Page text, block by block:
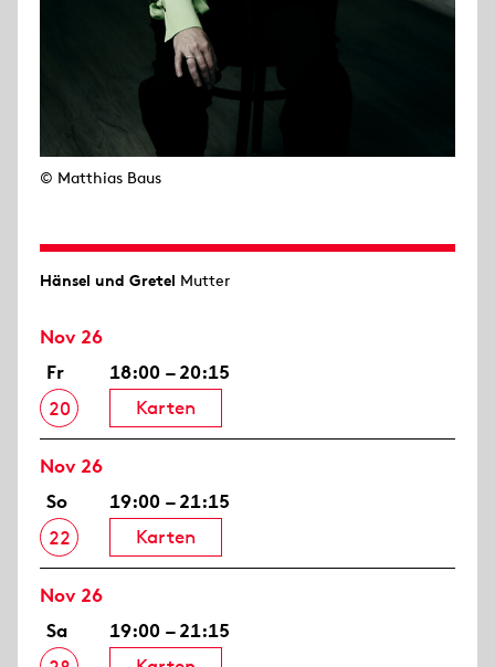
© Matthias Baus
Hänsel und Gretel Mutter
Nov 26
Fr
20
18:00 – 20:15
Karten
Nov 26
So
22
19:00 – 21:15
Karten
Nov 26
Sa
19:00 – 21:15